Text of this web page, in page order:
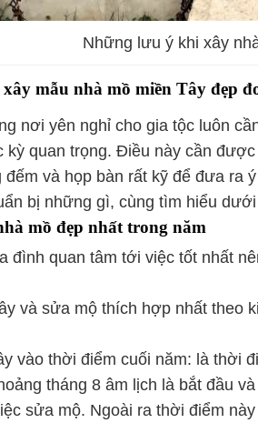
Những lưu ý khi xây
mẫu nhà mồ miền Tây đẹp
nơi yên nghỉ cho gia tộc luôn
kỳ quan trọng. Điều này cần
đếm và họp bàn rất kỹ để đưa ra
bị những gì, cùng tìm hiểu
mồ đẹp nhất trong năm
đình quan tâm tới việc tốt nhất
và sửa mộ thích hợp nhất theo
vào thời điểm cuối năm: là thời
tháng 8 âm lịch là bắt đầu
sửa mộ. Ngoài ra thời điểm